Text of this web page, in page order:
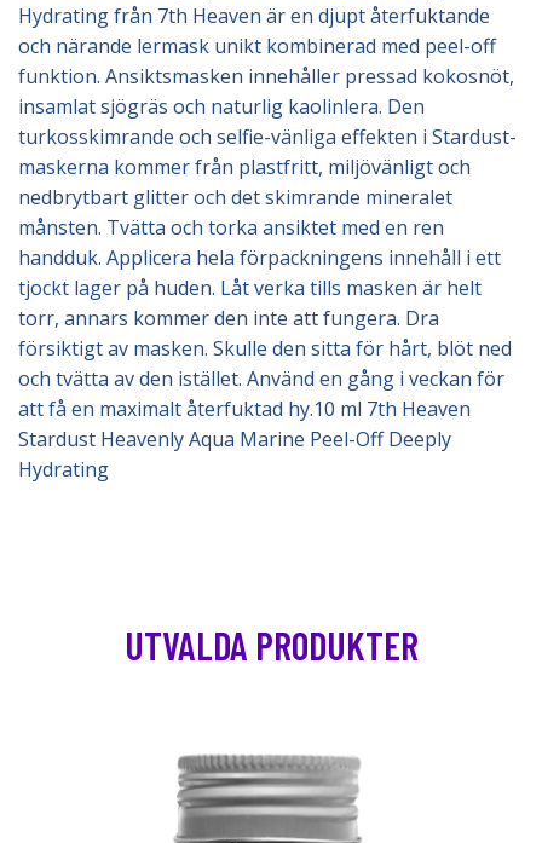
Hydrating från 7th Heaven är en djupt återfuktande
och närande lermask unikt kombinerad med peel-off
funktion. Ansiktsmasken innehåller pressad kokosnöt,
insamlat sjögräs och naturlig kaolinlera. Den
turkosskimrande och selfie-vänliga effekten i Stardust-
maskerna kommer från plastfritt, miljövänligt och
nedbrytbart glitter och det skimrande mineralet
månsten. Tvätta och torka ansiktet med en ren
handduk. Applicera hela förpackningens innehåll i ett
tjockt lager på huden. Låt verka tills masken är helt
torr, annars kommer den inte att fungera. Dra
försiktigt av masken. Skulle den sitta för hårt, blöt ned
och tvätta av den istället. Använd en gång i veckan för
att få en maximalt återfuktad hy.10 ml 7th Heaven
Stardust Heavenly Aqua Marine Peel-Off Deeply
Hydrating
UTVALDA PRODUKTER